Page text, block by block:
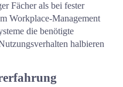
Fächer als bei fester
Workplace-Management
die benötigte
halbieren